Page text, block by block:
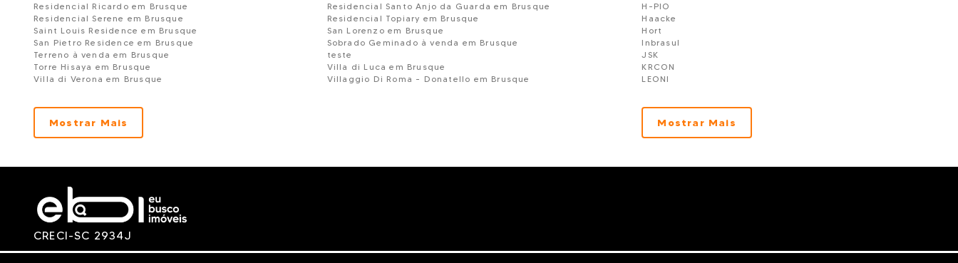
Residencial Ricardo em Brusque
Residencial Santo Anjo da Guarda em Brusque
Residencial Serene em Brusque
Residencial Topiary em Brusque
Saint Louis Residence em Brusque
San Lorenzo em Brusque
San Pietro Residence em Brusque
Sobrado Geminado à venda em Brusque
Terreno à venda em Brusque
teste
Torre Hisaya em Brusque
Villa di Luca em Brusque
Villa di Verona em Brusque
Villaggio Di Roma - Donatello em Brusque
H-PIO
Haacke
Hort
Inbrasul
JSK
KRCON
LEONI
MELZI
NOVA
Mostrar Mais Mostrar Mais
CRECI-SC 2934J